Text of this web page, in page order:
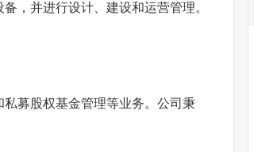
，并进行设计、建设和运营管理。
募股权基金管理等业务。公司秉